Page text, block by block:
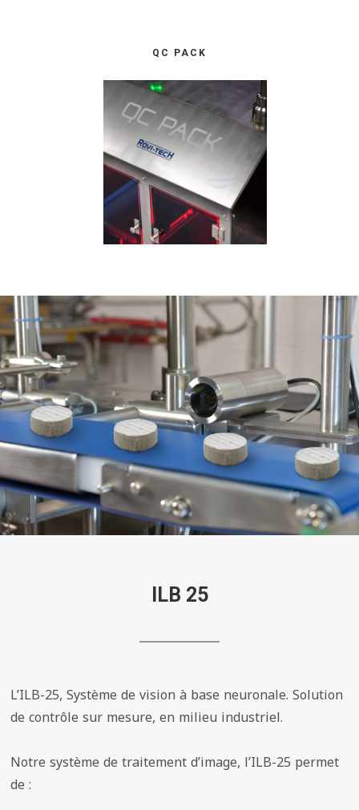
QC PACK
ILB 25
L’ILB-25, Système de vision à base neuronale. Solution
de contrôle sur mesure, en milieu industriel.
Notre système de traitement d’image, l’ILB-25 permet
de :